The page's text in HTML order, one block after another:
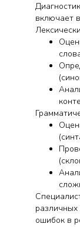
включает
различных
ошибок в